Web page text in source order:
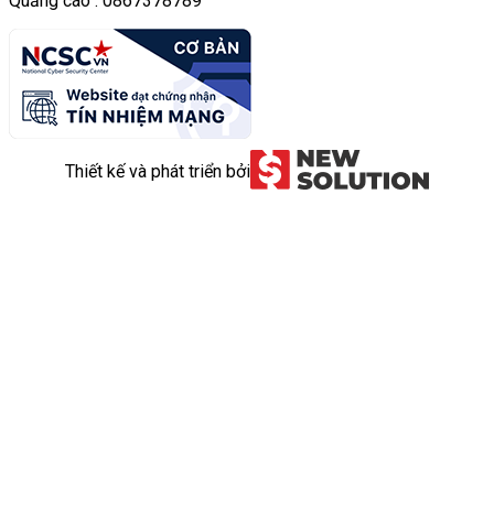
Thiết kế và phát triển bởi